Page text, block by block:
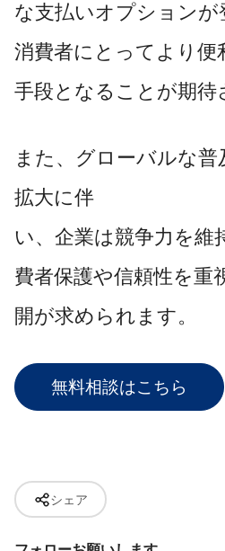
な支払いオプションが
消費者にとってより便
手段となることが期待
また、グローバルな普
拡大に伴
い、企業は競争力を維
費者保護や信頼性を重
開が求められます。
無料相談はこちら
シェア